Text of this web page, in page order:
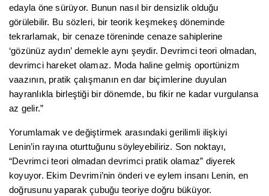
edayla öne sürüyor. Bunun nasıl bir densizlik olduğu
görülebilir. Bu sözleri, bir teorik keşmekeş döneminde
tekrarlamak, bir cenaze töreninde cenaze sahiplerine
‘gözünüz aydın’ demekle aynı şeydir. Devrimci teori olmadan,
devrimci hareket olamaz. Moda haline gelmiş oportünizm
vaazının, pratik çalışmanın en dar biçimlerine duyulan
hayranlıkla birleştiği bir dönemde, bu fikir ne kadar vurgulansa
az gelir.”
Yorumlamak ve değiştirmek arasındaki gerilimli ilişkiyi
Lenin’in rayına oturttuğunu söyleyebiliriz. Son noktayı,
“Devrimci teori olmadan devrimci pratik olamaz” diyerek
koyuyor. Ekim Devrimi’nin önderi ve eylem insanı Lenin, en
doğrusunu yaparak çubuğu teoriye doğru büküyor.